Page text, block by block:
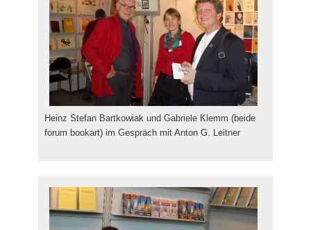
Heinz Stefan Bartkowiak und Gabriele Klemm (beide
forum bookart) im Gespräch mit Anton G. Leitner